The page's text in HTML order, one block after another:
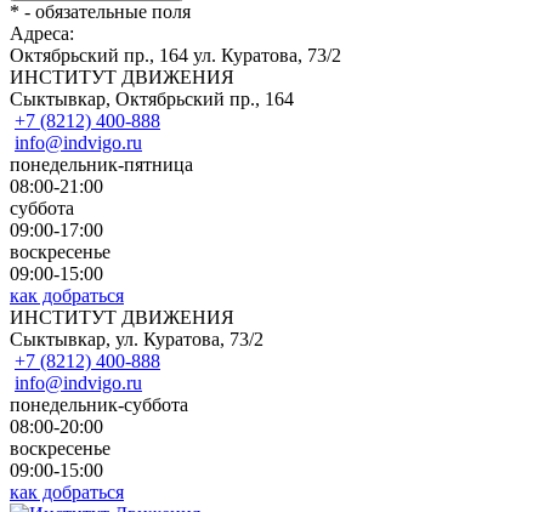
* - обязательные поля
Адреса:
Октябрьский пр., 164 ул. Куратова, 73/2
ИНСТИТУТ ДВИЖЕНИЯ
Сыктывкар, Октябрьский пр., 164
+7 (8212) 400-888
info@indvigo.ru
понедельник-пятница
08:00-21:00
суббота
09:00-17:00
воскресенье
09:00-15:00
как добраться
ИНСТИТУТ ДВИЖЕНИЯ
Сыктывкар, ул. Куратова, 73/2
+7 (8212) 400-888
info@indvigo.ru
понедельник-суббота
08:00-20:00
воскресенье
09:00-15:00
как добраться